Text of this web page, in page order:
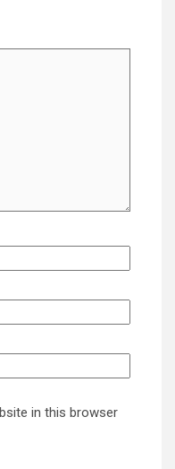
in this browser